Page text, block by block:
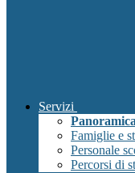
Servizi
Panoramica
Famiglie e
Personale
Percorsi di